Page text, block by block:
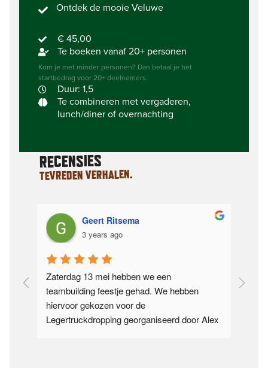
Ontdek de mooie Veluwe
€ 45,00
Te boeken vanaf 20+ personen
Kom je met minder personen? Dan betaal je het
startbedrag voor 20+ deelnemers.
Duur: 1,5
Te combineren met vergaderen,
lunch/diner of overnachting
RECENSIES
TEVREDEN VERHALEN.
Geert Ritsema
3 years ago
Zaterdag 13 mei hebben we een
teambuilding feestje gehad. We hebben
hiervoor gekozen voor de
Legertruckdropping georganiseerd door Alex